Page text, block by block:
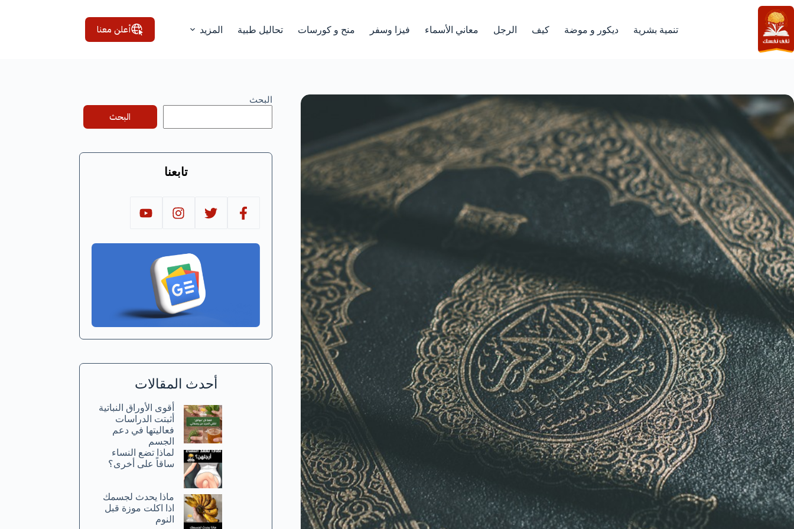
التجاوز
إلى
المحتوى
تنمية بشرية ديكور و موضة كيف الرجل معاني الأسماء فيزا وسفر منح و كورسات تحاليل طبية المزيد أعلن معنا
البحث
البحث
تابعنا
أحدث المقالات
أقوى الأوراق النباتية
أثبتت الدراسات
فعاليتها في دعم
الجسم
لماذا تضع النساء
ساقاً على أخرى؟
ماذا يحدث لجسمك
اذا اكلت موزة قبل
النوم